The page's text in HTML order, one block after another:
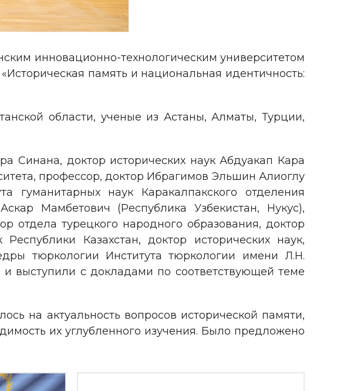
инновационно-технологическим университетом
память и национальная идентичность:
области, ученые из Астаны, Алматы, Турции,
Синана, доктор исторических наук Абдуакап Кара
профессор, доктор Ибрагимов Эльшин Алиоглу
гуманитарных наук Каракалпакского отделения
Мамбетович (Республика Узбекистан, Нукус),
отдела турецкого народного образования, доктор
Казахстан, доктор исторических наук,
тюркологии Института тюркологии имени Л.Н.
выступили с докладами по соответствующей теме
на актуальность вопросов исторической памяти,
их углубленного изучения. Было предложено